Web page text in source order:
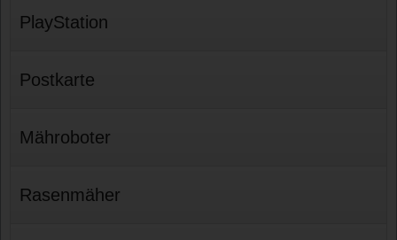
PlayStation
Postkarte
Mähroboter
Rasenmäher